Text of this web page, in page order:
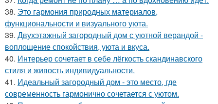
38. Это гармония природных материалов,
функциональности и визуального уюта.
39. Двухэтажный загородный дом с уютной верандой -
воплощение спокойствия, уюта и вкуса.
40. Интерьер сочетает в себе лёгкость скандинавского
стиля и живость индивидуальности.
41. Идеальный загородный дом - это место, где
современность гармонично сочетается с уютом.